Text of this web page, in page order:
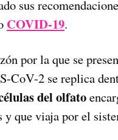
sus
COVID-19.
por la que se
CoV-2 se replica
del olfato
que viaja por el